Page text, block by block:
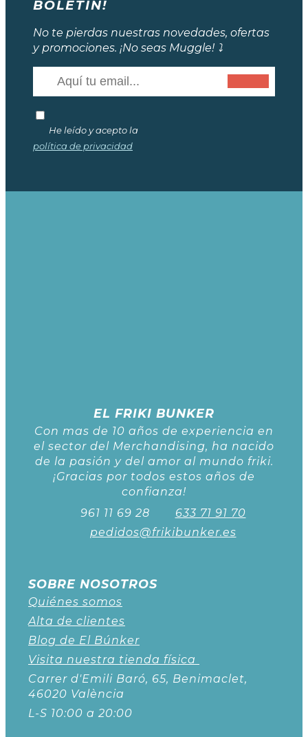
BOLETÍN!
No te pierdas nuestras novedades, ofertas
y promociones. ¡No seas Muggle! ⤵️
He leído y acepto la
política de privacidad
EL FRIKI BUNKER
Con mas de 10 años de experiencia en
el sector del Merchandising, ha nacido
de la pasión y del amor al mundo friki.
¡Gracias por todos estos años de
confianza!
961 11 69 28
633 71 91 70
pedidos@frikibunker.es
SOBRE NOSOTROS
Quiénes somos
Alta de clientes
Blog de El Búnker
Visita nuestra tienda física
Carrer d'Emili Baró, 65, Benimaclet,
46020 València
L-S 10:00 a 20:00